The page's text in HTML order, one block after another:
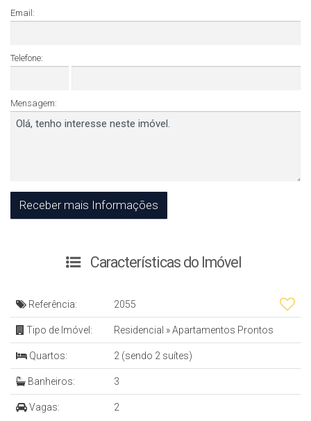
Email:
Telefone:
Mensagem:
Características do Imóvel
Referência: 2055
Tipo de Imóvel: Residencial »Apartamentos Prontos
Quartos: 2 (sendo 2 suítes)
Banheiros: 3
Vagas: 2